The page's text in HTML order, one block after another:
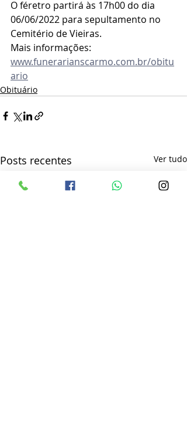
O féretro partirá às 17h00 do dia
06/06/2022 para sepultamento no
Cemitério de Vieiras.
Mais informações:
www.funerarianscarmo.com.br/obitu
ario
Obituário
Posts recentes Ver tudo